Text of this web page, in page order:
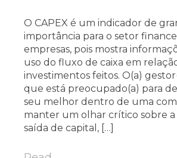
O CAPEX é um indicador de
importância para o setor
empresas, pois mostra
uso do fluxo de caixa em
investimentos feitos. O(a)
que está preocupado(a) para
seu melhor dentro de uma
manter um olhar crítico sobre a
saída de capital, […]